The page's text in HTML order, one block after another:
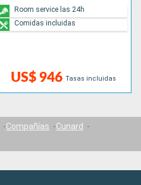
US$ 946 Tasas incluidas
Room service las 24h
Comidas incluidas
Compañías
Cunard